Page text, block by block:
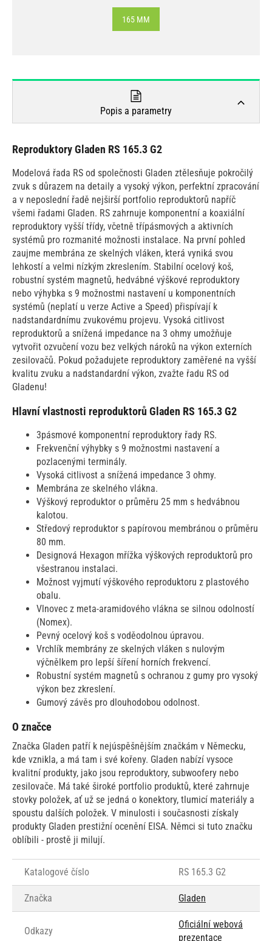
165 MM
Popis a parametry
Reproduktory Gladen RS 165.3 G2
Modelová řada RS od společnosti Gladen ztělesňuje pokročilý
zvuk s důrazem na detaily a vysoký výkon, perfektní zpracování
a v neposlední řadě nejširší portfolio reproduktorů napříč
všemi řadami Gladen. RS zahrnuje komponentní a koaxiální
reproduktory vyšší třídy, včetně třípásmových a aktivních
systémů pro rozmanité možnosti instalace. Na první pohled
zaujme membrána ze skelných vláken, která vyniká svou
lehkostí a velmi nízkým zkreslením. Stabilní ocelový koš,
robustní systém magnetů, hedvábné výškové reproduktory
nebo výhybka s 9 možnostmi nastavení u komponentních
systémů (neplatí u verze Active a Speed) přispívají k
nadstandardnímu zvukovému projevu. Vysoká citlivost
reproduktorů a snížená impedance na 3 ohmy umožňuje
vytvořit ozvučení vozu bez velkých nároků na výkon externích
zesilovačů. Pokud požadujete reproduktory zaměřené na vyšší
kvalitu zvuku a nadstandardní výkon, zvažte řadu RS od
Gladenu!
Hlavní vlastnosti reproduktorů Gladen RS 165.3 G2
3pásmové komponentní reproduktory řady RS.
Frekvenční výhybky s 9 možnostmi nastavení a
pozlacenými terminály.
Vysoká citlivost a snížená impedance 3 ohmy.
Membrána ze skelného vlákna.
Výškový reproduktor o průměru 25 mm s hedvábnou
kalotou.
Středový reproduktor s papírovou membránou o průměru
80 mm.
Designová Hexagon mřížka výškových reproduktorů pro
všestranou instalaci.
Možnost vyjmutí výškového reproduktoru z plastového
obalu.
Vlnovec z meta-aramidového vlákna se silnou odolností
(Nomex).
Pevný ocelový koš s voděodolnou úpravou.
Vrchlík membrány ze skelných vláken s nulovým
výčnělkem pro lepší šíření horních frekvencí.
Robustní systém magnetů s ochranou z gumy pro vysoký
výkon bez zkreslení.
Gumový závěs pro dlouhodobou odolnost.
O značce
Značka Gladen patří k nejúspěšnějším značkám v Německu,
kde vznikla, a má tam i své kořeny. Gladen nabízí vysoce
kvalitní produkty, jako jsou reproduktory, subwoofery nebo
zesilovače. Má také široké portfolio produktů, které zahrnuje
stovky položek, ať už se jedná o konektory, tlumicí materiály a
spoustu dalších položek. V minulosti i současnosti získaly
produkty Gladen prestižní ocenění EISA. Němci si tuto značku
oblíbili - prostě ji milují.
Katalogové číslo RS 165.3 G2
Značka Gladen
Odkazy
Oficiální webová
prezentace